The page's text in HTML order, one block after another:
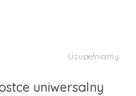
Uzupełniamy
uniwersalny